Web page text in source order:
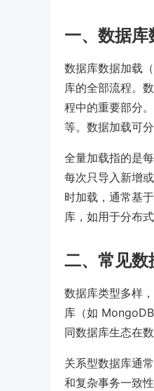
一、数据
数据库数据加载
库的全部流程。
程中的重要部分
等。数据加载可
全量加载指的是
每次只导入新增
时加载，通常基
库，如用于分布
二、常见数
数据库类型多样
库（如
同数据库生态在
关系型数据库通
和复杂事务一致